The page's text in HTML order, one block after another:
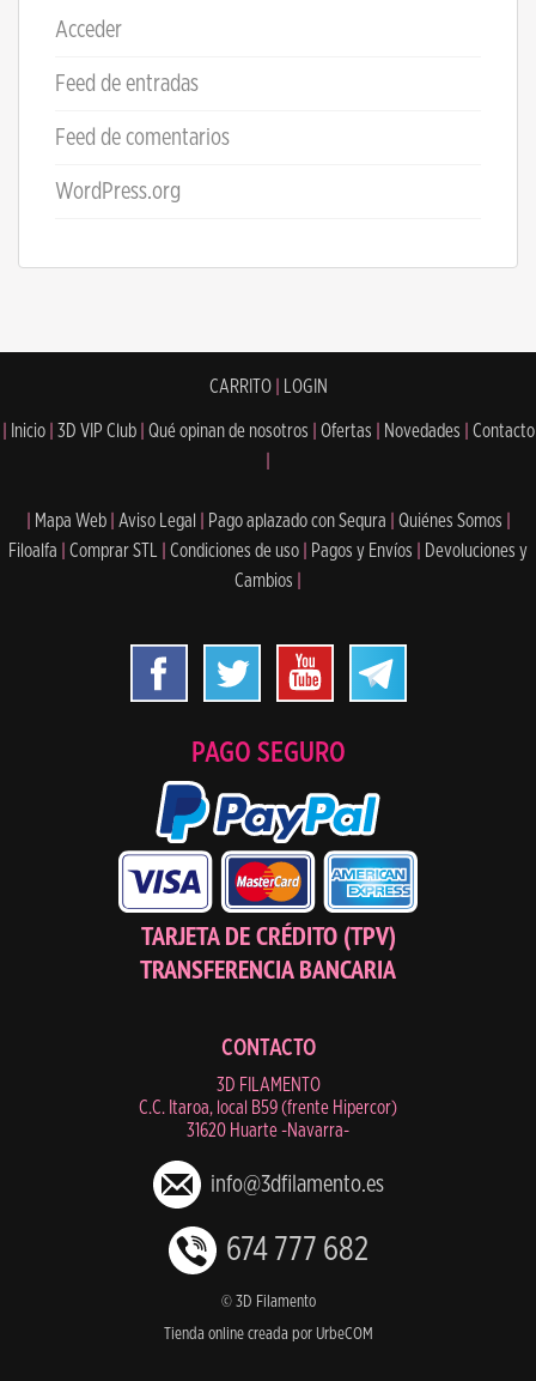
Acceder
Feed de entradas
Feed de comentarios
WordPress.org
CARRITO| LOGIN
Inicio 3D VIP Club Qué opinan de nosotros Ofertas Novedades
Contacto
Mapa Web Aviso Legal Pago aplazado con Sequra Quiénes Somos
Filoalfa
Comprar STL Condiciones de uso Pagos y Envíos
Devoluciones y
Cambios
PAGO SEGURO
TARJETA DE CRÉDITO (TPV)
TRANSFERENCIA BANCARIA
CONTACTO
3D FILAMENTO
C.C. Itaroa, local B59 (frente Hipercor)
31620 Huarte -Navarra-
info@3dfilamento.es
674 777 682
© 3D Filamento
Tienda online creada por UrbeCOM